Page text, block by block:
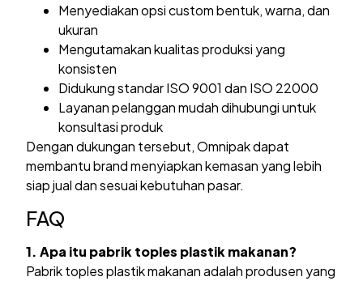
Menyediakan opsi custom bentuk, warna, dan
ukuran
Mengutamakan kualitas produksi yang
konsisten
Didukung standar ISO 9001 dan ISO 22000
Layanan pelanggan mudah dihubungi untuk
konsultasi produk
Dengan dukungan tersebut, Omnipak dapat
membantu brand menyiapkan kemasan yang lebih
siap jual dan sesuai kebutuhan pasar.
FAQ
1. Apa itu pabrik toples plastik makanan?
Pabrik toples plastik makanan adalah produsen yang